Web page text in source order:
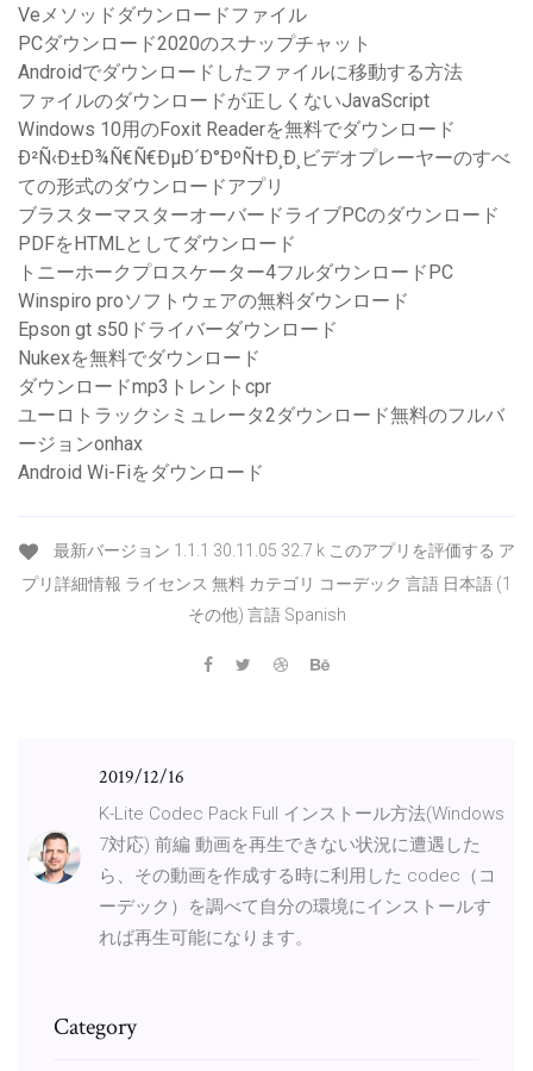
Veメソッドダウンロードファイル
PCダウンロード2020のスナップチャット
Androidでダウンロードしたファイルに移動する方法
ファイルのダウンロードが正しくないJavaScript
Windows 10用のFoxit Readerを無料でダウンロード
Ð²Ñ‹Ð±Ð¾Ñ€Ñ€ÐµÐ´Ð°ÐºÑ†Ð¸Ð¸ビデオプレーヤーのすべ
ての形式のダウンロードアプリ
ブラスターマスターオーバードライブPCのダウンロード
PDFをHTMLとしてダウンロード
トニーホークプロスケーター4フルダウンロードPC
Winspiro proソフトウェアの無料ダウンロード
Epson gt s50ドライバーダウンロード
Nukexを無料でダウンロード
ダウンロードmp3トレントcpr
ユーロトラックシミュレータ2ダウンロード無料のフルバ
ージョンonhax
Android Wi-Fiをダウンロード
最新バージョン 1.1.1 30.11.05 32.7 k このアプリを評価する ア
プリ詳細情報 ライセンス 無料 カテゴリ コーデック 言語 日本語 (1
その他) 言語 Spanish
2019/12/16
K-Lite Codec Pack Full インストール方法(Windows
7対応) 前編 動画を再生できない状況に遭遇した
ら、その動画を作成する時に利用した codec（コ
ーデック）を調べて自分の環境にインストールす
れば再生可能になります。
Category